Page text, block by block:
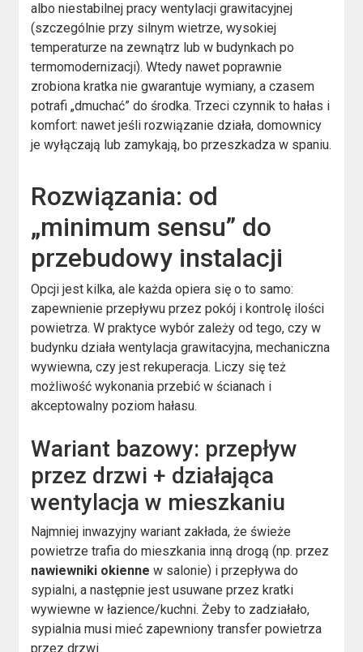
albo niestabilnej pracy wentylacji grawitacyjnej
(szczególnie przy silnym wietrze, wysokiej
temperaturze na zewnątrz lub w budynkach po
termomodernizacji). Wtedy nawet poprawnie
zrobiona kratka nie gwarantuje wymiany, a czasem
potrafi „dmuchać” do środka. Trzeci czynnik to hałas i
komfort: nawet jeśli rozwiązanie działa, domownicy
je wyłączają lub zamykają, bo przeszkadza w spaniu.
Rozwiązania: od
„minimum sensu” do
przebudowy instalacji
Opcji jest kilka, ale każda opiera się o to samo:
zapewnienie przepływu przez pokój i kontrolę ilości
powietrza. W praktyce wybór zależy od tego, czy w
budynku działa wentylacja grawitacyjna, mechaniczna
wywiewna, czy jest rekuperacja. Liczy się też
możliwość wykonania przebić w ścianach i
akceptowalny poziom hałasu.
Wariant bazowy: przepływ
przez drzwi + działająca
wentylacja w mieszkaniu
Najmniej inwazyjny wariant zakłada, że świeże
powietrze trafia do mieszkania inną drogą (np. przez
nawiewniki okienne w salonie) i przepływa do
sypialni, a następnie jest usuwane przez kratki
wywiewne w łazience/kuchni. Żeby to zadziałało,
sypialnia musi mieć zapewniony transfer powietrza
przez drzwi.